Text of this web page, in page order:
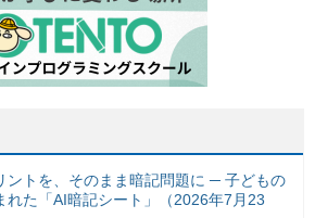
ントを、そのまま暗記問題に ─ 子どもの
れた「AI暗記シート」（2026年7月23